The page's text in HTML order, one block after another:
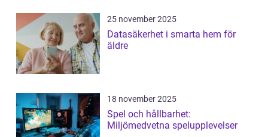
25 november 2025
Datasäkerhet i smarta hem för
äldre
18 november 2025
Spel och hållbarhet:
Miljömedvetna spelupplevelser